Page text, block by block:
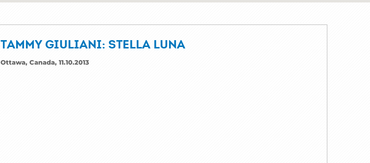
TAMMY GIULIANI: STELLA LUNA
Ottawa, Canada, 11.10.2013